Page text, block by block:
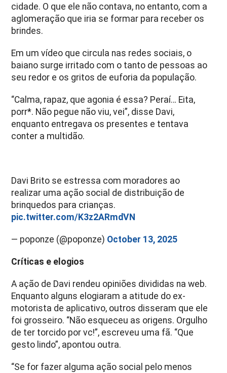
cidade. O que ele não contava, no entanto, com a
aglomeração que iria se formar para receber os
brindes.
Em um vídeo que circula nas redes sociais, o
baiano surge irritado com o tanto de pessoas ao
seu redor e os gritos de euforia da população.
“Calma, rapaz, que agonia é essa? Peraí… Eita,
porr*. Não pegue não viu, vei”, disse Davi,
enquanto entregava os presentes e tentava
conter a multidão.
Davi Brito se estressa com moradores ao
realizar uma ação social de distribuição de
brinquedos para crianças.
pic.twitter.com/K3z2ARmdVN
— poponze (@poponze) October 13, 2025
Críticas e elogios
A ação de Davi rendeu opiniões divididas na web.
Enquanto alguns elogiaram a atitude do ex-
motorista de aplicativo, outros disseram que ele
foi grosseiro. “Não esqueceu as origens. Orgulho
de ter torcido por vc!”, escreveu uma fã. “Que
gesto lindo”, apontou outra.
“Se for fazer alguma ação social pelo menos